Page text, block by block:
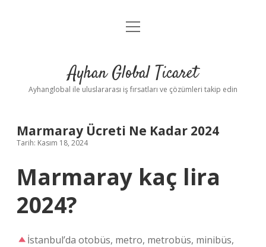
Anasayfa
Yasal Uyarı
menüyü
Ayhan Global Ticaret
Ayhanglobal ile uluslararası iş fırsatları ve çözümleri takip edin
Marmaray Ücreti Ne Kadar 2024
Tarih: Kasım 18, 2024
Marmaray kaç lira
2024?
İstanbul’da otobüs, metro, metrobüs, minibüs,